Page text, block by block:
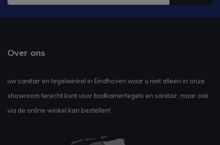
Over ons
uw sanitair en tegelwinkel in Eindhoven waar u niet alleen in onze
showroom terecht kunt voor badkamertegels en sanitair, maar ook
via de online winkel kan bestellen!